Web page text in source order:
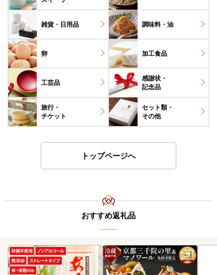
雑貨・ 日用品 調味料・ 油
卵 加工食品
工芸品
感謝状・
記念品
旅行・
チケット
セット類・
その他
トップページへ
おすすめ返礼品